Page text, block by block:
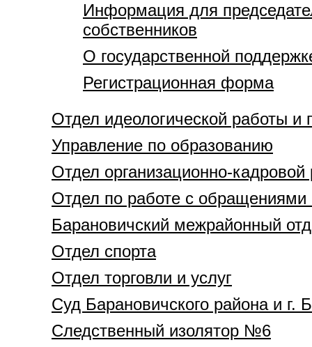
Информация для
собственников
О государственной
Регистрационная форма
Отдел идеологической работы
Управление по образованию
Отдел организационно-кадровой
Отдел по работе с
Барановичский межрайонный
Отдел спорта
Отдел торговли и услуг
Суд Барановичского района и г.
Следственный изолятор №6